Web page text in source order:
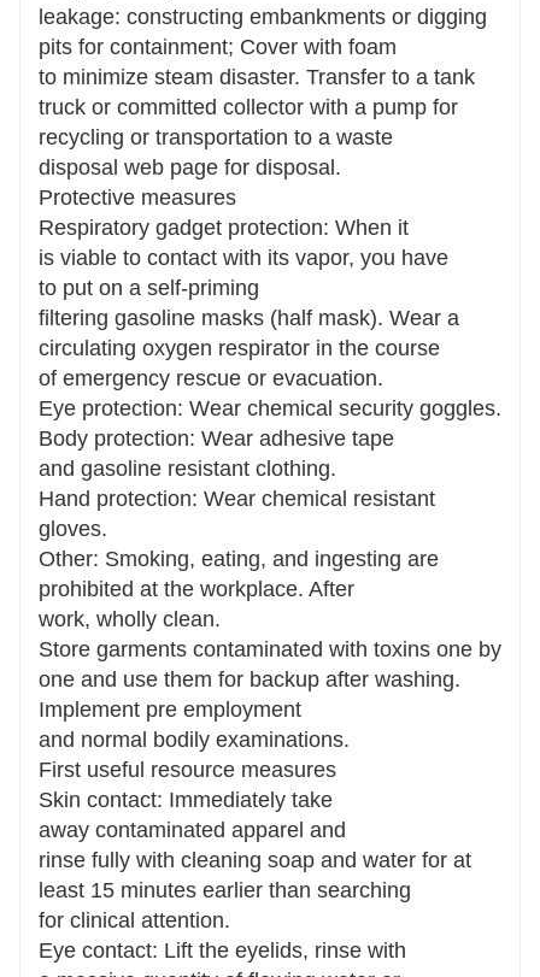
leakage: constructing embankments or digging
pits for containment; Cover with foam
to minimize steam disaster. Transfer to a tank
truck or committed collector with a pump for
recycling or transportation to a waste
disposal web page for disposal.
Protective measures
Respiratory gadget protection: When it
is viable to contact with its vapor, you have
to put on a self-priming
filtering gasoline masks (half mask). Wear a
circulating oxygen respirator in the course
of emergency rescue or evacuation.
Eye protection: Wear chemical security goggles.
Body protection: Wear adhesive tape
and gasoline resistant clothing.
Hand protection: Wear chemical resistant
gloves.
Other: Smoking, eating, and ingesting are
prohibited at the workplace. After
work, wholly clean.
Store garments contaminated with toxins one by
one and use them for backup after washing.
Implement pre employment
and normal bodily examinations.
First useful resource measures
Skin contact: Immediately take
away contaminated apparel and
rinse fully with cleaning soap and water for at
least 15 minutes earlier than searching
for clinical attention.
Eye contact: Lift the eyelids, rinse with